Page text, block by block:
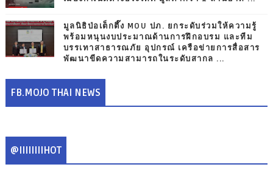
มูลนิธิป่อเต็กตึ๊ง MOU ปภ. ยกระดับร่วมให้ความรู้
พร้อมหนุนงบประมาณด้านการฝึกอบรม และทีม
บรรเทาสาธารณภัย อุปกรณ์ เครือข่ายการสื่อสาร
พัฒนาขีดความสามารถในระดับสากล ...
FB.MOJO THAI NEWS
@IIIIIIIIHOT